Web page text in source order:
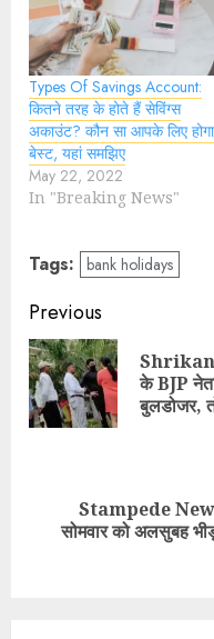
Types Of Savings Account:
कितने तरह के होते हैं सेविंग्स
अकाउंट? कौन सा आपके लिए होगा
बेस्ट, यहां समझिए
May 22, 2022
In "Breaking News"
Tags: bank holidays
Previous
के BJP
बुलडोजर,
Stampede News
सोमवार को अलसुबह